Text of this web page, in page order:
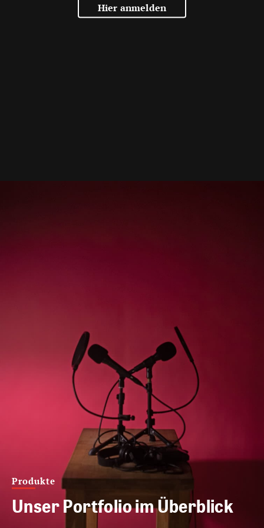
Hier anmelden
Produkte
Unser Portfolio im Überblick